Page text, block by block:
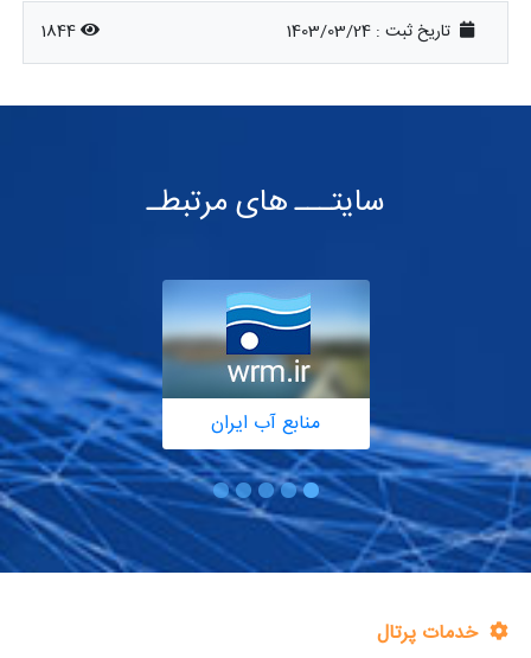
تاریخ ثبت :1403/03/24
1844
سایتـــ های مرتبطـ
منابع آب ایران
خدمات پرتال